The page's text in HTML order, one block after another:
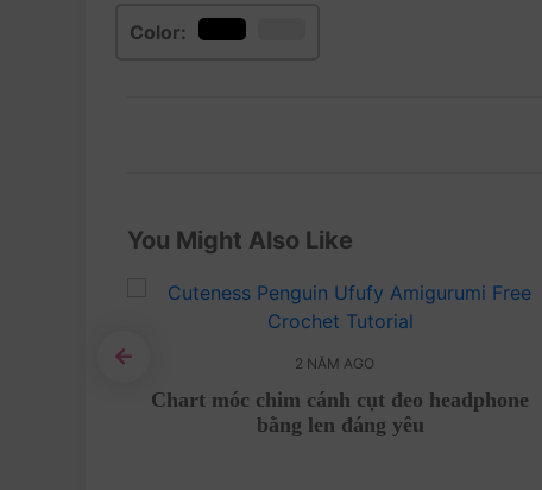
Color:
You Might Also Like
2 NĂM AGO
Chart móc chim cánh cụt đeo headphone
bằng len đáng yêu